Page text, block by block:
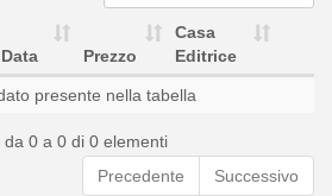
Data Prezzo
Casa
Editrice
presente nella tabella
da 0 a 0 di 0 elementi
Precedente
Successivo